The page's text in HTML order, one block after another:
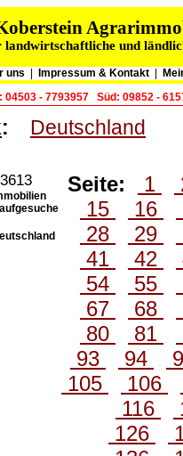
und
uns Impressum & Kontakt
04503 - 7793957 Süd: 09852 -
: Deutschland
Seite: 1
15
16
28
29
41
42
54
55
67
68
80
81
93
94
105
106
116
126